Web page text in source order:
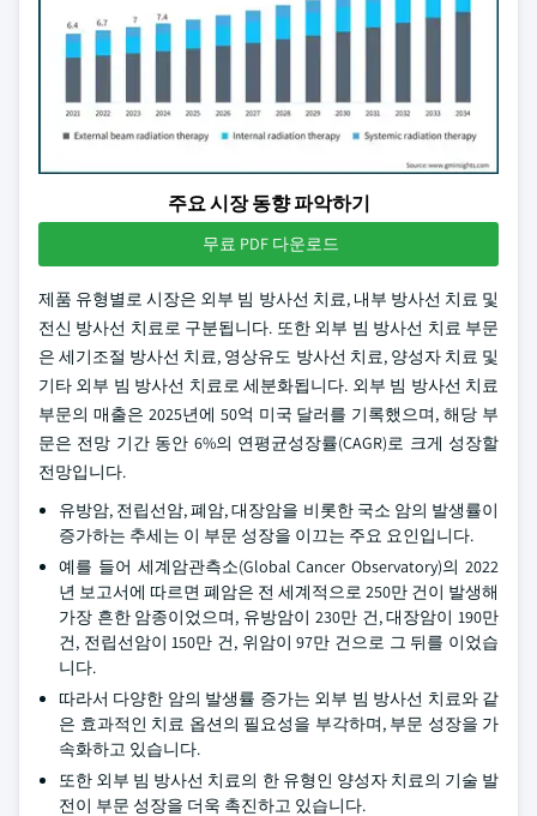
주요 시장 동향 파악하기
무료 PDF 다운로드
제품 유형별로 시장은 외부 빔 방사선 치료, 내부 방사선 치료 및
전신 방사선 치료로 구분됩니다. 또한 외부 빔 방사선 치료 부문
은 세기조절 방사선 치료, 영상유도 방사선 치료, 양성자 치료 및
기타 외부 빔 방사선 치료로 세분화됩니다. 외부 빔 방사선 치료
부문의 매출은 2025년에 50억 미국 달러를 기록했으며, 해당 부
문은 전망 기간 동안 6%의 연평균성장률(CAGR)로 크게 성장할
전망입니다.
유방암, 전립선암, 폐암, 대장암을 비롯한 국소 암의 발생률이
증가하는 추세는 이 부문 성장을 이끄는 주요 요인입니다.
예를 들어 세계암관측소(Global Cancer Observatory)의 2022
년 보고서에 따르면 폐암은 전 세계적으로 250만 건이 발생해
가장 흔한 암종이었으며, 유방암이 230만 건, 대장암이 190만
건, 전립선암이 150만 건, 위암이 97만 건으로 그 뒤를 이었습
니다.
따라서 다양한 암의 발생률 증가는 외부 빔 방사선 치료와 같
은 효과적인 치료 옵션의 필요성을 부각하며, 부문 성장을 가
속화하고 있습니다.
또한 외부 빔 방사선 치료의 한 유형인 양성자 치료의 기술 발
전이 부문 성장을 더욱 촉진하고 있습니다.